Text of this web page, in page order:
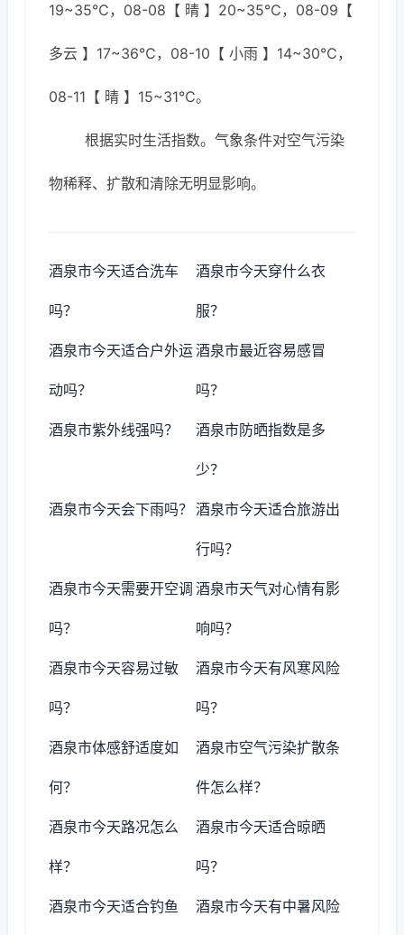
19~35℃，08-08【 晴 】20~35℃，08-09【
多云 】17~36℃，08-10【 小雨 】14~30℃，
08-11【 晴 】15~31℃。
根据实时生活指数。气象条件对空气污染
物稀释、扩散和清除无明显影响。
酒泉市今天适合洗车
吗？
酒泉市今天穿什么衣
服？
酒泉市今天适合户外运
动吗？
酒泉市最近容易感冒
吗？
酒泉市紫外线强吗？ 酒泉市防晒指数是多
少？
酒泉市今天会下雨吗？ 酒泉市今天适合旅游出
行吗？
酒泉市今天需要开空调
吗？
酒泉市天气对心情有影
响吗？
酒泉市今天容易过敏
吗？
酒泉市今天有风寒风险
吗？
酒泉市体感舒适度如
何？
酒泉市空气污染扩散条
件怎么样？
酒泉市今天路况怎么
样？
酒泉市今天适合晾晒
吗？
酒泉市今天适合钓鱼 酒泉市今天有中暑风险